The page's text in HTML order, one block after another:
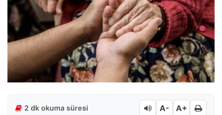
2 dk okuma süresi A- A+